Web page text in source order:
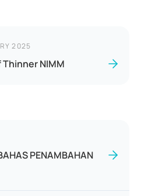
2025
NIMM
PENAMBAHAN